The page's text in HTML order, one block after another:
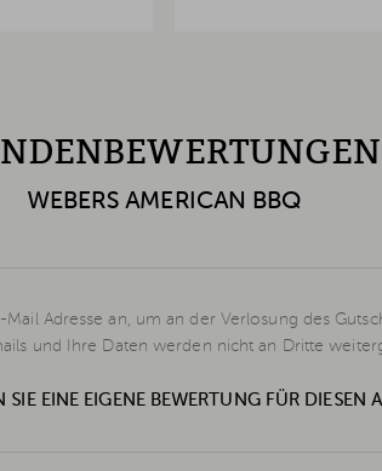
WEBERS AMERICAN BBQ
Adresse an, um an der Verlosung des
und Ihre Daten werden nicht an Dritte
SIE EINE EIGENE BEWERTUNG FÜR DIESEN